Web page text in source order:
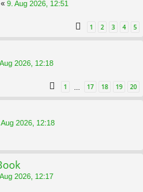
« 9. Aug 2026, 12:51
1 2 3 4 5
2026, 12:18
1 … 17 18 19 20
Aug 2026, 12:18
2026, 12:17